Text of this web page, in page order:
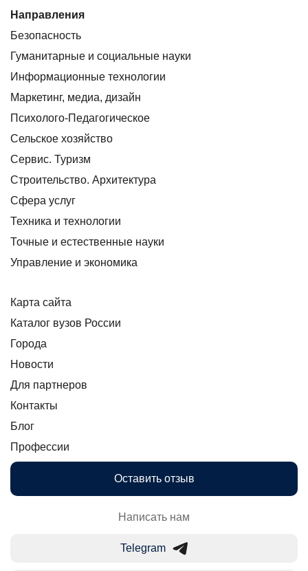
Направления
Безопасность
Гуманитарные и социальные науки
Информационные технологии
Маркетинг, медиа, дизайн
Психолого-Педагогическое
Сельское хозяйство
Сервис. Туризм
Строительство. Архитектура
Сфера услуг
Техника и технологии
Точные и естественные науки
Управление и экономика
Карта сайта
Каталог вузов России
Города
Новости
Для партнеров
Контакты
Блог
Профессии
Оставить отзыв
Написать нам
Telegram